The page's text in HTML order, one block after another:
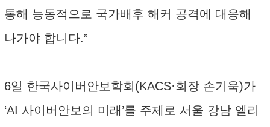
통해 능동적으로 국가배후 해커 공격에 대응해
나가야 합니다.”
6일 한국사이버안보학회(KACS·회장 손기욱)가
‘AI 사이버안보의 미래’를 주제로 서울 강남 엘리